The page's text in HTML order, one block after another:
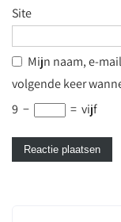
Site
Mijn naam, e-
volgende keer
9 − = vijf